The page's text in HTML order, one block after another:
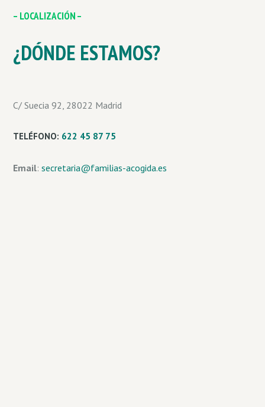
– LOCALIZACIÓN –
¿DÓNDE ESTAMOS?
C/ Suecia 92, 28022 Madrid
TELÉFONO: 622 45 87 75
Email:secretaria@familias-acogida.es